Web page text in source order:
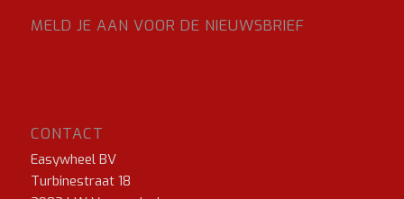
MELD JE AAN VOOR DE NIEUWSBRIEF
CONTACT
Easywheel BV
Turbinestraat 18